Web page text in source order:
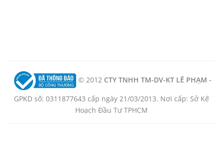
© 2012 CTY TNHH TM-DV-KT LÊ PHẠM -
GPKD số: 0311877643 cấp ngày 21/03/2013. Nơi cấp: Sở Kế
Hoạch Đầu Tư TPHCM